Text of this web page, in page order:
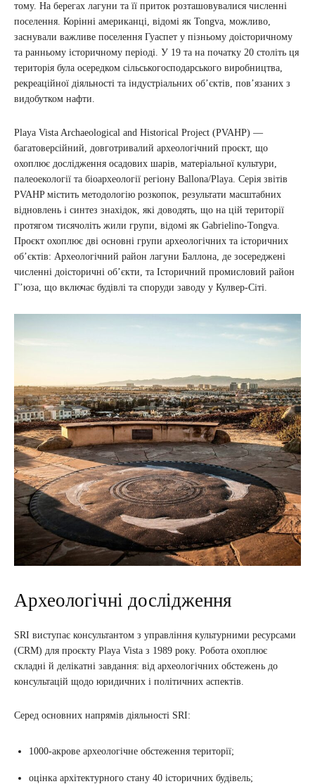
тому. На берегах лагуни та її приток розташовувалися численні
поселення. Корінні американці, відомі як Tongva, можливо,
заснували важливе поселення Гуаспет у пізньому доісторичному
та ранньому історичному періоді. У 19 та на початку 20 століть ця
територія була осередком сільськогосподарського виробництва,
рекреаційної діяльності та індустріальних об’єктів, пов’язаних з
видобутком нафти.
Playa Vista Archaeological and Historical Project (PVAHP) —
багатоверсійний, довготривалий археологічний проєкт, що
охоплює дослідження осадових шарів, матеріальної культури,
палеоекології та біоархеології регіону Ballona/Playa. Серія звітів
PVAHP містить методологію розкопок, результати масштабних
відновлень і синтез знахідок, які доводять, що на цій території
протягом тисячоліть жили групи, відомі як Gabrielino-Tongva.
Проєкт охоплює дві основні групи археологічних та історичних
об’єктів: Археологічний район лагуни Баллона, де зосереджені
численні доісторичні об’єкти, та Історичний промисловий район
Г’юза, що включає будівлі та споруди заводу у Кулвер-Сіті.
Археологічні дослідження
SRI виступає консультантом з управління культурними ресурсами
(CRM) для проєкту Playa Vista з 1989 року. Робота охоплює
складні й делікатні завдання: від археологічних обстежень до
консультацій щодо юридичних і політичних аспектів.
Серед основних напрямів діяльності SRI:
1000-акрове археологічне обстеження території;
оцінка архітектурного стану 40 історичних будівель;